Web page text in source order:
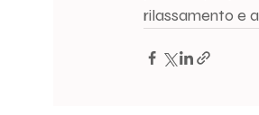
rilassamento e